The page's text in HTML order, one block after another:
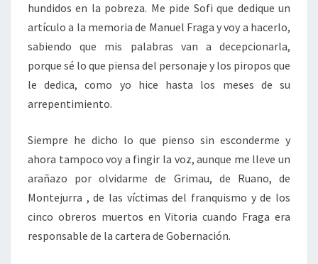
hundidos en la pobreza. Me pide Sofi que dedique un
artículo a la memoria de Manuel Fraga y voy a hacerlo,
sabiendo que mis palabras van a decepcionarla,
porque sé lo que piensa del personaje y los piropos que
le dedica, como yo hice hasta los meses de su
arrepentimiento.
Siempre he dicho lo que pienso sin esconderme y
ahora tampoco voy a fingir la voz, aunque me lleve un
arañazo por olvidarme de Grimau, de Ruano, de
Montejurra , de las víctimas del franquismo y de los
cinco obreros muertos en Vitoria cuando Fraga era
responsable de la cartera de Gobernación.